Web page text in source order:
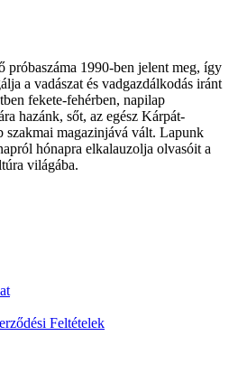
1990-ben jelent meg, így
a vadászat és vadgazdálkodás iránt
fekete-fehérben, napilap
hazánk, sőt, az egész Kárpát-
szakmai magazinjává vált. Lapunk
hónapra elkalauzolja olvasóit a
világába.
Feltételek